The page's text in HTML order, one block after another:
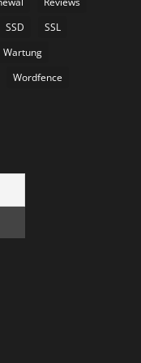
SSD
SSL
Wartung
Wordfence